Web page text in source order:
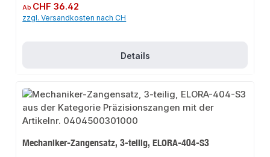
Regulärer Preis:
Ab CHF 36.42
zzgl. Versandkosten nach CH
Details
Mechaniker-Zangensatz, 3-teilig, ELORA-404-S3